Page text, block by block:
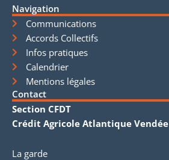
Navigation
Communications
Accords Collectifs
Infos pratiques
Calendrier
Mentions légales
Contact
Section CFDT
Crédit Agricole Atlantique Vendée
La garde